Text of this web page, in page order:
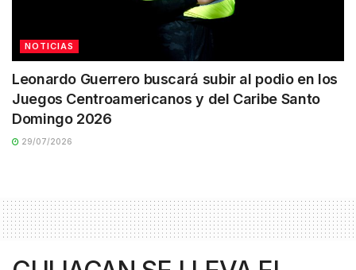
NOTICIAS
Leonardo Guerrero buscará subir al podio en los
Juegos Centroamericanos y del Caribe Santo
Domingo 2026
29/07/2026